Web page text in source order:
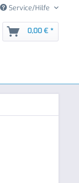
Service/Hilfe
0,00 € *